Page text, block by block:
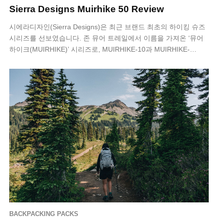
Sierra Designs Muirhike 50 Review
시에라디자인(Sierra Designs)은 최근 브랜드 최초의 하이킹 슈즈
시리즈를 선보였습니다. 존 뮤어 트레일에서 이름을 가져온 ‘뮤어
하이크(MUIRHIKE)’ 시리즈로, MUIRHIKE-10과 MUIRHIKE-…
BACKPACKING PACKS